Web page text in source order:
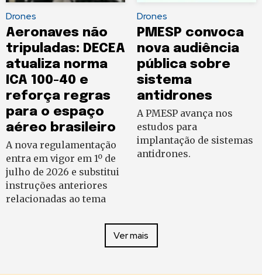
Drones
Aeronaves não
tripuladas: DECEA
atualiza norma
ICA 100-40 e
reforça regras
para o espaço
aéreo brasileiro
A nova regulamentação
entra em vigor em 1º de
julho de 2026 e substitui
instruções anteriores
relacionadas ao tema
Drones
PMESP convoca
nova audiência
pública sobre
sistema
antidrones
A PMESP avança nos
estudos para
implantação de sistemas
antidrones.
Ver mais